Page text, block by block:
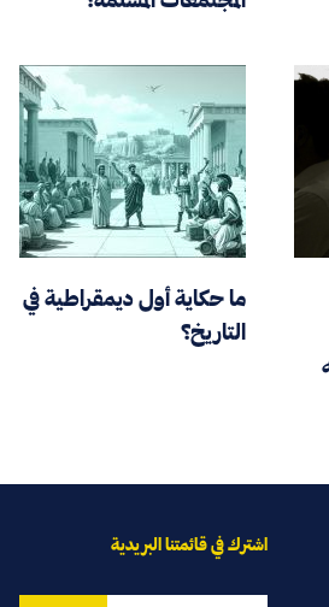
ما حكاية أول ديمقراطية في
التاريخ؟
اشترك في قائمتنا البريدية